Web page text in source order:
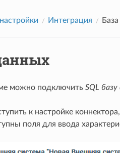
Интеграция
можно подключить SQL базу
к настройке
поля для ввода